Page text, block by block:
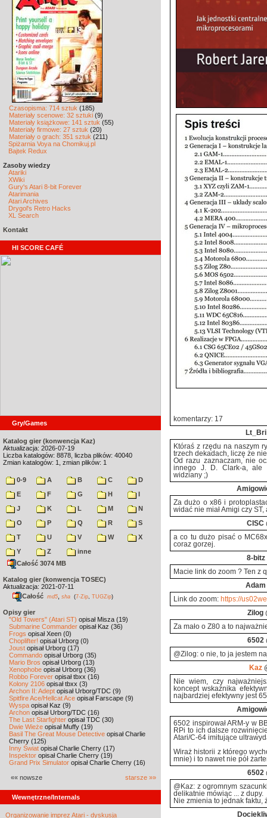
Czasopisma: 714 sztuk (185)
Materiały scenowe: 32 sztuki (9)
Materiały książkowe: 141 sztuk (55)
Materiały firmowe: 27 sztuk (20)
Materiały o grach: 351 sztuk (211)
Spiżarnia Voya na Chomikuj.pl
Bajtek Redux
Zasoby wiedzy
Atariki
XWiki
Gury's Atari 8-bit Forever
Atarimania
Atari Archives
Drygol's Retro Hacks
XL Search
Kontakt
HI SCORE CAFÉ
Gry/Games
Katalog gier (konwencja Kaz)
Aktualizacja: 2026-07-19
Liczba katalogów: 8878, liczba plików: 40040
Zmian katalogów: 1, zmian plików: 1
0-9 A B C
D
E
F G H
I
J
K L M
N
O
P Q R
S
T
U V W
X
Y
Z
inne
Całość 3074 MB
Katalog gier (konwencja TOSEC)
Aktualizacja: 2021-07-11
Całość md5 sha (7-Zip TUGZip)
Opisy gier
"Old Towers" (Atari ST) opisał Misza (19)
Submarine Commander opisał Kaz (36)
Frogs opisał Xeen (0)
Choplifter! opisał Urborg (0)
Joust opisał Urborg (17)
Commando opisał Urborg (35)
Mario Bros opisał Urborg (13)
Xenophobe opisał Urborg (36)
Robbo Forever opisał tbxx (16)
Kolony 2106 opisał tbxx (3)
Archon II: Adept opisał Urborg/TDC (9)
Spitfire Ace/Hellcat Ace opisał Farscape (9)
Wyspa opisał Kaz (9)
Archon opisał Urborg/TDC (16)
The Last Starfighter opisał TDC (30)
Dwie Wieże opisał Muffy (19)
Basil The Great Mouse Detective opisał Charlie
Cherry (125)
Inny Świat opisał Charlie Cherry (17)
Inspektor opisał Charlie Cherry (19)
Grand Prix Simulator opisał Charlie Cherry (16)
«« nowsze starsze »»
Wewnętrzne/Internals
Organizowanie imprez Atari - dyskusja
komentarzy: 17
Lt_Bri
Któraś z rzędu na naszym
trzech dekadach, liczę że
Od razu zaznaczam, nie
innego J. D. Clark-a, ale
widziany ;)
Za dużo o x86 i
widać nie miał Amigi czy
CISC
a co tu dużo pisać o
coraz gorzej.
8-bitz
Macie link do zoom ? Ten z
Adam
Link do zoom: https://
Zilog
Za mało o Z80 a to
6502
@Zilog: o nie, to ja jestem
Kaz
Nie wiem, czy
koncept wskaźnika
najbardziej efektywny jest
6502 inspirował ARM-y w
RPi to ich dalsze
Atari/C-64 imitujące
Wiraż historii z którego
mnie) i to nawet nie pół
6502
@Kaz: z ogromnym
delikatnie mówiąc ... z dupy.
Nie zmienia to jednak faktu,